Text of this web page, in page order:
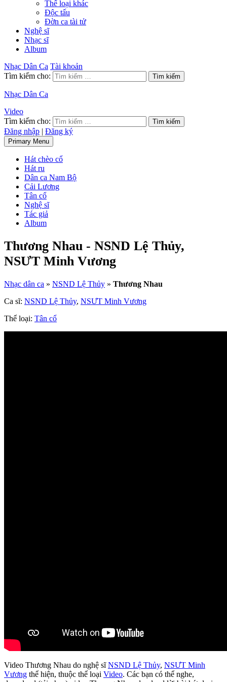
Thể loại khác
Độc tấu
Đờn ca tài tử
Nghệ sĩ
Nhạc sĩ
Album
Nhạc Dân Ca Tài khoản
Tìm kiếm cho:
Nhạc Dân Ca
Video
Tìm kiếm cho:
Đăng nhập | Đăng ký
Primary Menu
Hát chèo cổ
Hát ru
Dân ca Nam Bộ
Cải Lương
Tân cổ
Nghệ sĩ
Tác giả
Album
Thương Nhau - NSND Lệ Thủy,
NSƯT Minh Vương
Nhạc dân ca » NSND Lệ Thủy » Thương Nhau
Ca sĩ: NSND Lệ Thủy, NSƯT Minh Vương
Thể loại: Tân cổ
Video Thương Nhau do nghệ sĩNSND Lệ Thủy, NSƯT Minh
Vương thể hiện, thuộc thể loại Video. Các bạn có thể nghe,